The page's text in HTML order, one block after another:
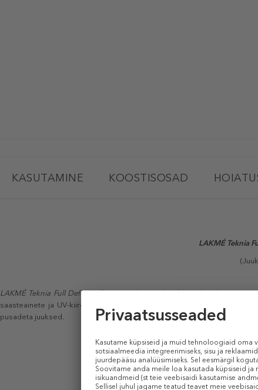
KASUTAMINE KOOSTISOSAD
LAKMÉ Teknia
LAKMÉ Teknia Full Defense Treatmentkaitsev hooldusvahend stressis
saasteainete ja UV-kiirguse vastu. Parandab juuksekiude sügavuti ja
pusadeta juuksed.
TOOTE